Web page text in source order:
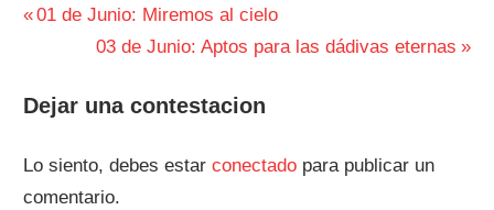
Navegación
entradas
Entrada
anterior:
01 de Junio: Miremos al cielo
Siguiente
03 de Junio: Aptos para las dádivas eternas
Dejar una contestacion
Lo siento, debes estarconectado para publicar un
comentario.